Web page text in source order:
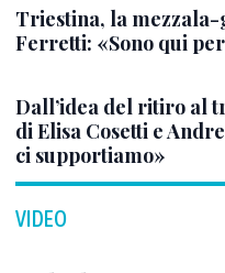
Triestina, la
Ferretti: «Sono qui
Dall’idea del ritiro al
di Elisa Cosetti e
ci supportiamo»
VIDEO